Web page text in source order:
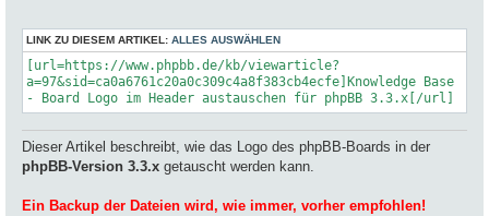
LINK ZU DIESEM ARTIKEL: ALLES AUSWÄHLEN
[url=https://www.phpbb.de/kb/viewarticle?
a=97&sid=ca0a6761c20a0c309c4a8f383cb4ecfe]Knowledge Base
- Board Logo im Header austauschen für phpBB 3.3.x[/url]
Dieser Artikel beschreibt, wie das Logo des phpBB-Boards in der
phpBB-Version 3.3.x getauscht werden kann.
Ein Backup der Dateien wird, wie immer, vorher empfohlen!